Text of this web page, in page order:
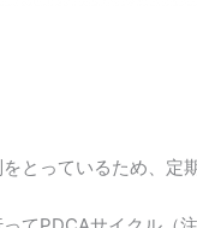
とっているため、定